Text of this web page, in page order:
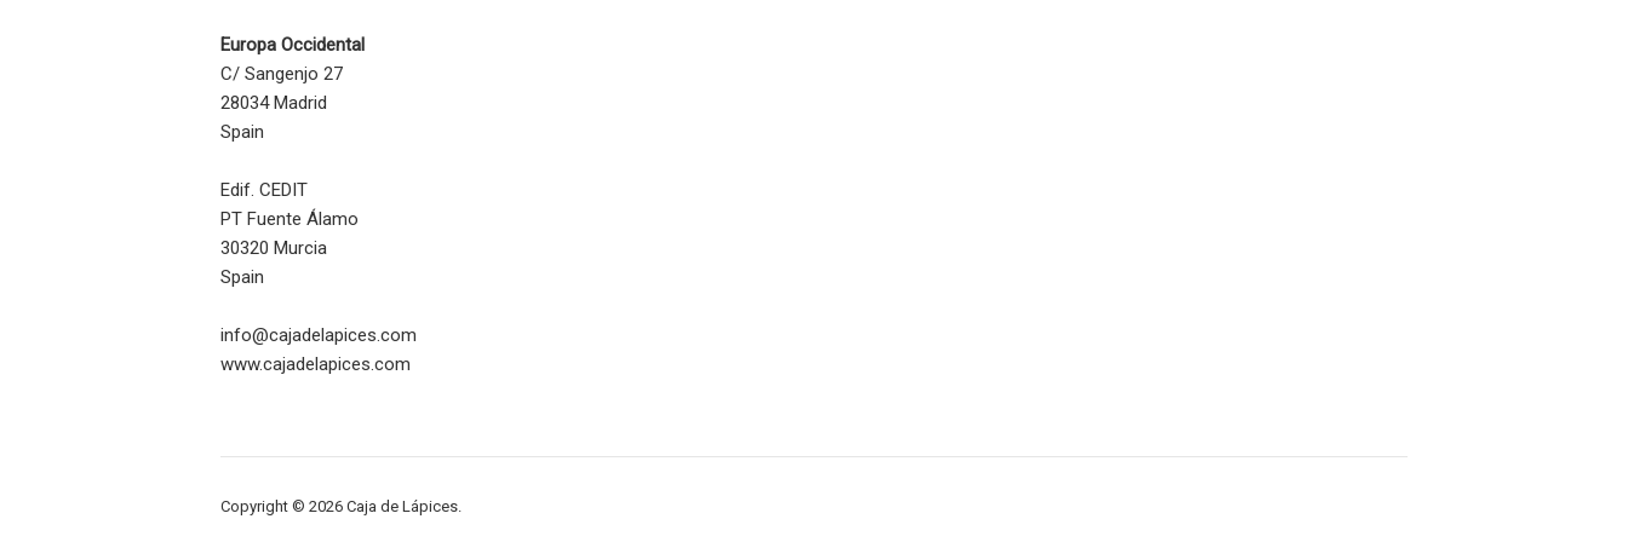
Europa Occidental
C/ Sangenjo 27
28034 Madrid
Spain
Edif. CEDIT
PT Fuente Álamo
30320 Murcia
Spain
info@cajadelapices.com
www.cajadelapices.com
Copyright © 2026 Caja de Lápices.